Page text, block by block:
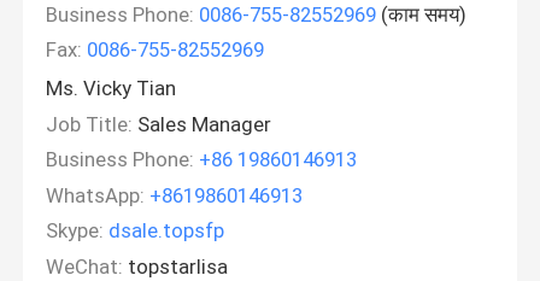
Business Phone: 0086-755-82552969 (काम समय)
Fax: 0086-755-82552969
Ms. Vicky Tian
Job Title: Sales Manager
Business Phone: +86 19860146913
WhatsApp: +8619860146913
Skype: dsale.topsfp
WeChat: topstarlisa